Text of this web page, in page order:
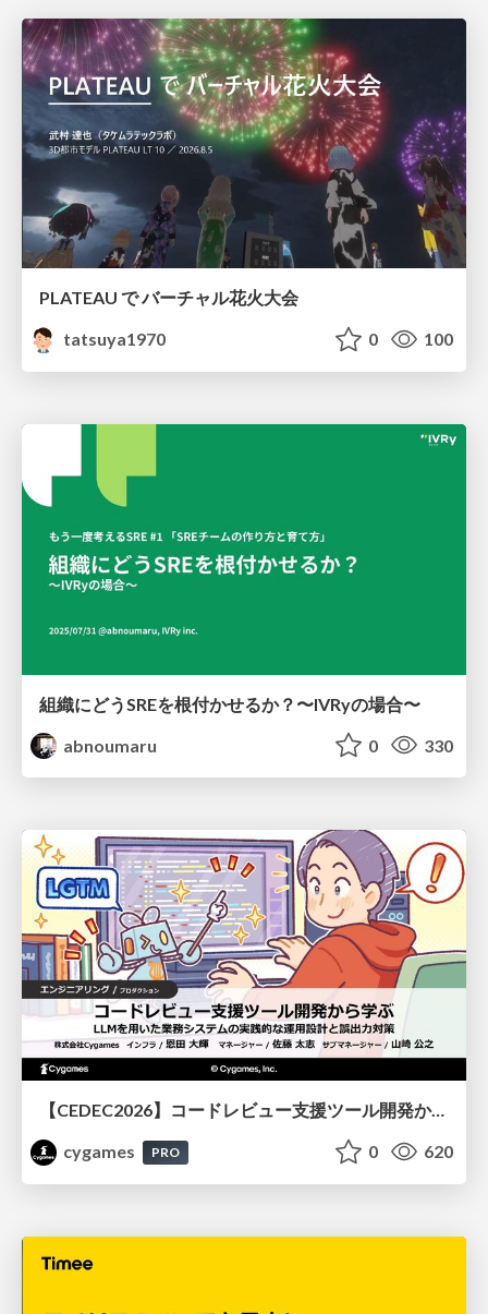
PLATEAU で バーチャル花火大会
tatsuya1970
0 100
組織にどうSREを根付かせるか？〜IVRyの場合〜
abnoumaru
0 330
【CEDEC2026】コードレビュー支援ツール開発から学ぶ：LLMを用いた業務システムの実践的な運用設計と誤出力対策
cygames
PRO 0 620